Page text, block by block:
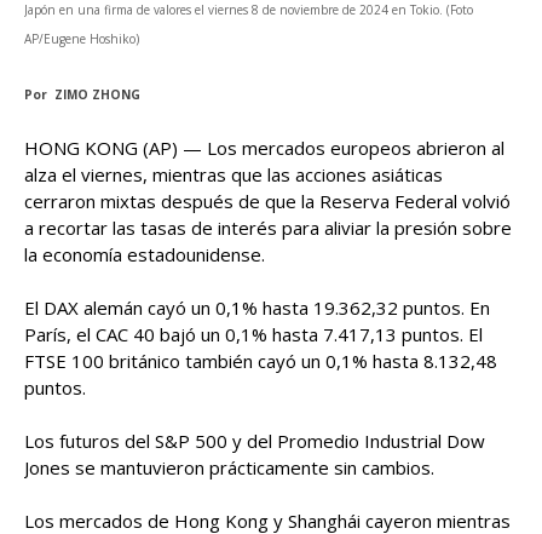
Japón en una firma de valores el viernes 8 de noviembre de 2024 en Tokio. (Foto
AP/Eugene Hoshiko)
Por ZIMO ZHONG
HONG KONG (AP) — Los mercados europeos abrieron al
alza el viernes, mientras que las acciones asiáticas
cerraron mixtas después de que la Reserva Federal volvió
a recortar las tasas de interés para aliviar la presión sobre
la economía estadounidense.
El DAX alemán cayó un 0,1% hasta 19.362,32 puntos. En
París, el CAC 40 bajó un 0,1% hasta 7.417,13 puntos. El
FTSE 100 británico también cayó un 0,1% hasta 8.132,48
puntos.
Los futuros del S&P 500 y del Promedio Industrial Dow
Jones se mantuvieron prácticamente sin cambios.
Los mercados de Hong Kong y Shanghái cayeron mientras